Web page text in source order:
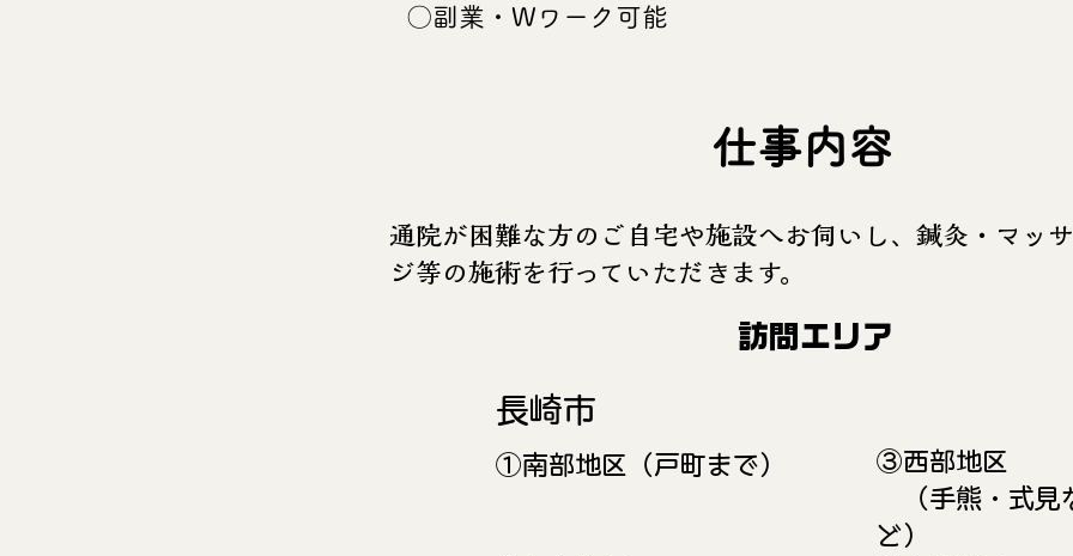
​ 〇副業・Wワーク可能
​仕事内容
通院が困難な方のご自宅や施設へお伺いし、鍼灸・マッ
ジ等の施術を行っていただきます。
​訪問エリア
長崎市
①​南部地区（戸町まで）
③西部地区
（手熊・式見
ど）